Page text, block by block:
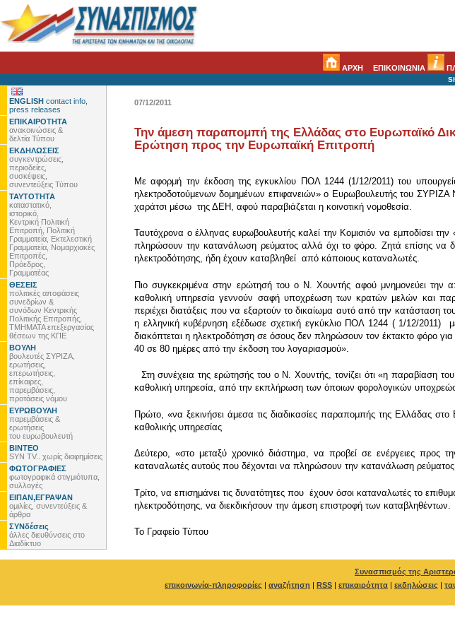
ΑΡΧΗ ΕΠΙΚΟΙΝΩΝΙΑ
ENGLISH contact info,
press releases
ΕΠΙΚΑΙΡΟΤΗΤΑ
ανακοινώσεις &
δελτία Τύπου
ΕΚΔΗΛΩΣΕΙΣ
συγκεντρώσεις,
περιοδείες,
συσκέψεις,
συνεντεύξεις Τύπου
ΤΑΥΤΟΤΗΤΑ
καταστατικό,
ιστορικό,
Κεντρική Πολιτική
Επιτροπή, Πολιτική
Γραμματεία, Εκτελεστική
Γραμματεία, Νομαρχιακές
Επιτροπές,
Πρόεδρος,
Γραμματέας
ΘΕΣΕΙΣ
πολιτικές αποφάσεις
συνεδρίων &
συνόδων Κεντρικής
Πολιτικής Επιτροπής,
ΤΜΗΜΑΤΑ επεξεργασίας
θέσεων της ΚΠΕ
ΒΟΥΛΗ
βουλευτές ΣΥΡΙΖΑ,
ερωτήσεις,
επερωτήσεις,
επίκαιρες,
παρεμβάσεις,
προτάσεις νόμου
ΕΥΡΩΒΟΥΛΗ
παρεμβάσεις &
ερωτήσεις
του ευρωβουλευτή
ΒΙΝΤΕΟ
SYN TV.. χωρίς διαφημίσεις
ΦΩΤΟΓΡΑΦΙΕΣ
φωτογραφικά στιγμιότυπα,
συλλογές
ΕΙΠΑΝ,ΕΓΡΑΨΑΝ
ομιλίες, συνεντεύξεις &
άρθρα
ΣΥΝδέσεις
άλλες διευθύνσεις στο
Διαδίκτυο
07/12/2011
Την άμεση παραπομπή της Ελλάδας στο Ευρωπαϊκό
Ερώτηση προς την Ευρωπαϊκή Επιτροπή
Με αφορμή την έκδοση της εγκυκλίου ΠΟΛ 1244 (1/12/2011) του
ηλεκτροδοτούμενων δομημένων επιφανειών» ο Ευρωβουλευτής του
χαράτσι μέσω της ΔΕΗ, αφού παραβιάζεται η κοινοτική νομοθεσία.
Ταυτόχρονα ο έλληνας ευρωβουλευτής καλεί την Κομισιόν να εμποδίσει
πληρώσουν την κατανάλωση ρεύματος αλλά όχι το φόρο. Ζητά επίσης να
ηλεκτροδότησης, ήδη έχουν καταβληθεί από κάποιους καταναλωτές.
Πιο συγκεκριμένα στην ερώτησή του ο Ν. Χουντής αφού μνημονεύει την
καθολική υπηρεσία γεννούν σαφή υποχρέωση των κρατών μελών και
περιέχει διατάξεις που να εξαρτούν το δικαίωμα αυτό από την κατάσταση
η ελληνική κυβέρνηση εξέδωσε σχετική εγκύκλιο ΠΟΛ 1244 ( 1/12/
διακόπτεται η ηλεκτροδότηση σε όσους δεν πληρώσουν τον έκτακτο φόρο
40 σε 80 ημέρες από την έκδοση του λογαριασμού».
Στη συνέχεια της ερώτησής του ο Ν. Χουντής, τονίζει ότι «η παραβίαση
καθολική υπηρεσία, από την εκπλήρωση των όποιων φορολογικών
Πρώτο, «να ξεκινήσει άμεσα τις διαδικασίες παραπομπής της Ελλάδας
καθολικής υπηρεσίας
Δεύτερο, «στο μεταξύ χρονικό διάστημα, να προβεί σε ενέργειες προς
καταναλωτές αυτούς που δέχονται να πληρώσουν την κατανάλωση
Τρίτο, να επισημάνει τις δυνατότητες που έχουν όσοι καταναλωτές το
ηλεκτροδότησης, να διεκδικήσουν την άμεση επιστροφή των καταβληθέντων.
To Γραφείο Τύπου
Συνασπισμός της
επικοινωνία-πληροφορίες | αναζήτηση | RSS | επικαιρότητα | εκδηλώσεις |